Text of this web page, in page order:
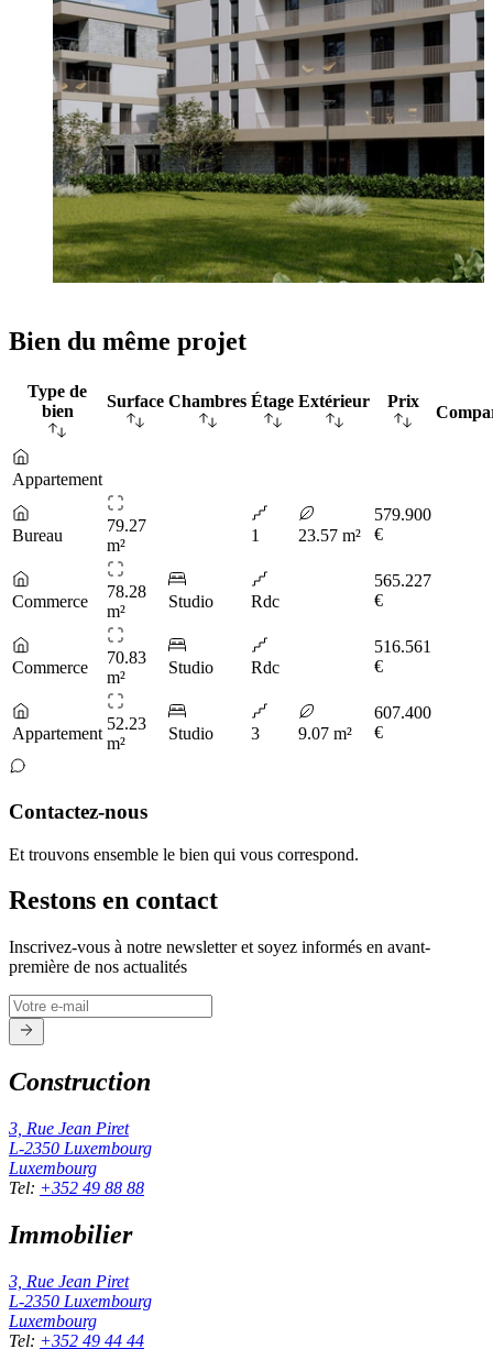
Bien du même projet
Type de
bien
Surface Chambres Étage Extérieur Prix
Appartement
Bureau
79.27
m²
1 23.57 m²
579.900
€
Commerce
78.28
m²
Studio Rdc
565.227
€
Commerce
70.83
m²
Studio Rdc
516.561
€
Appartement
52.23
m²
Studio 3 9.07 m²
607.400
€
Contactez-nous
Et trouvons ensemble le bien qui vous correspond.
Restons en contact
Inscrivez-vous à notre newsletter et soyez informés en avant-
première de nos actualités
Construction
3, Rue Jean Piret
L-2350 Luxembourg
Luxembourg
Tel: +352 49 88 88
Immobilier
3, Rue Jean Piret
L-2350 Luxembourg
Luxembourg
Tel: +352 49 44 44